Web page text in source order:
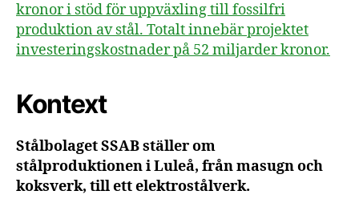
kronor i stöd för uppväxling till fossilfri
produktion av stål. Totalt innebär projektet
investeringskostnader på 52 miljarder kronor.
Kontext
Stålbolaget SSAB ställer om
stålproduktionen i Luleå, från masugn och
koksverk, till ett elektrostålverk.